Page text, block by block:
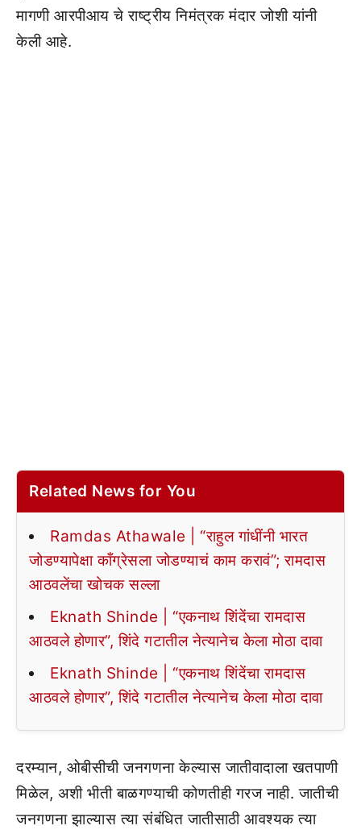
मागणी आरपीआय चे राष्ट्रीय निमंत्रक मंदार जोशी यांनी
केली आहे.
Related News for You
Ramdas Athawale | “राहुल गांधींनी भारत
जोडण्यापेक्षा काँग्रेसला जोडण्याचं काम करावं”; रामदास
आठवलेंचा खोचक सल्ला
Eknath Shinde | “एकनाथ शिंदेंचा रामदास
आठवले होणार”, शिंदे गटातील नेत्यानेच केला मोठा दावा
Eknath Shinde | “एकनाथ शिंदेंचा रामदास
आठवले होणार”, शिंदे गटातील नेत्यानेच केला मोठा दावा
दरम्यान, ओबीसीची जनगणना केल्यास जातीवादाला खतपाणी
मिळेल, अशी भीती बाळगण्याची कोणतीही गरज नाही. जातीची
जनगणना झाल्यास त्या संबंधित जातीसाठी आवश्यक त्या